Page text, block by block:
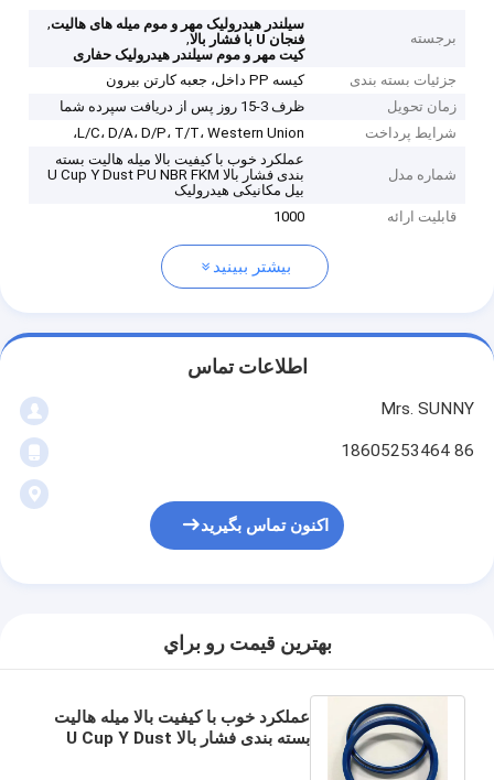
برجسته
سیلندر هیدرولیک مهر و موم میله های هالیت,
فنجان U با فشار بالا
,
کیت مهر و موم سیلندر هیدرولیک حفاری
جزئیات بسته بندی
کیسه PP داخل، جعبه کارتن بیرون
زمان تحویل
ظرف 3-15 روز پس از دریافت سپرده شما
شرایط پرداخت
L/C، D/A، D/P، T/T، Western Union،
شماره مدل
عملکرد خوب با کیفیت بالا میله هالیت بسته
بندی فشار بالا U Cup Y Dust PU NBR FKM
بیل مکانیکی هیدرولیک
قابلیت ارائه
1000
بیشتر ببینید
اطلاعات تماس
Mrs. SUNNY
86 18605253464
اکنون تماس بگیرید
بهترين قيمت رو براي
عملکرد خوب با کیفیت بالا میله هالیت
بسته بندی فشار بالا U Cup Y Dust